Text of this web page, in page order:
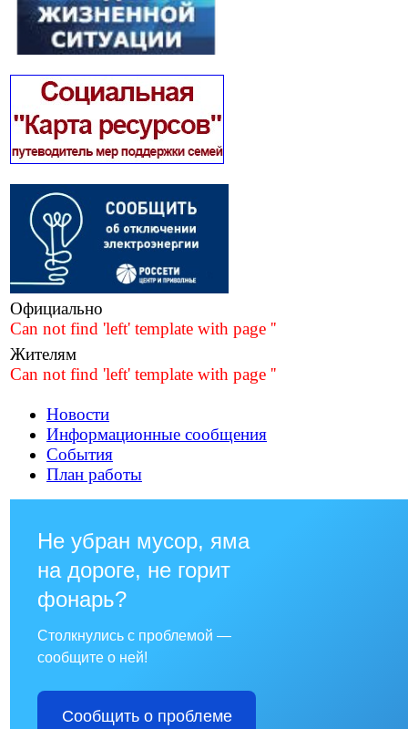
Официально
Can not find 'left' template with page ''
Жителям
Can not find 'left' template with page ''
Новости
Информационные сообщения
События
План работы
Не убран мусор, яма
на дороге, не горит
фонарь?
Столкнулись с проблемой —
сообщите о ней!
Сообщить о проблеме